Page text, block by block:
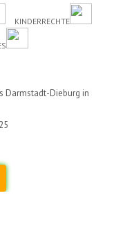
KINDERRECHTE
Darmstadt-Dieburg in